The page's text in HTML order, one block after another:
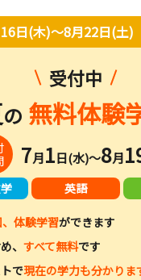
日(木)〜8月22日(土)
受付中
の 無料体験
7月1日(水)～8月
英語
体験学習ができます
、 すべて無料です
で現在の学力も分かりま